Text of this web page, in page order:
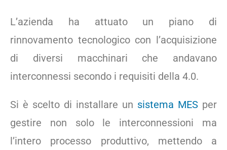
L’azienda ha attuato un piano di
rinnovamento tecnologico con l’acquisizione
di diversi macchinari che andavano
interconnessi secondo i requisiti della 4.0.
Si è scelto di installare un sistema MES per
gestire non solo le interconnessioni ma
l’intero processo produttivo, mettendo a